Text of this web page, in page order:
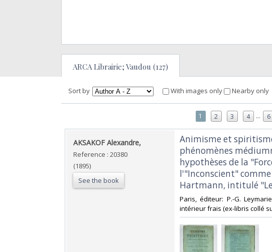
ARCA Librairie; Vaudou (127)
Sort by With images only Nearby only
1 2 3 4 ... 6
‎AKSAKOF Alexandre,‎
Reference : 20380
(1895)
See the book
‎Animisme et
phénomènes
hypothèses de la
l'"Inconscient"
Hartmann, intitulé
‎Paris, éditeur: P.-G.
intérieur frais (ex-libris collé